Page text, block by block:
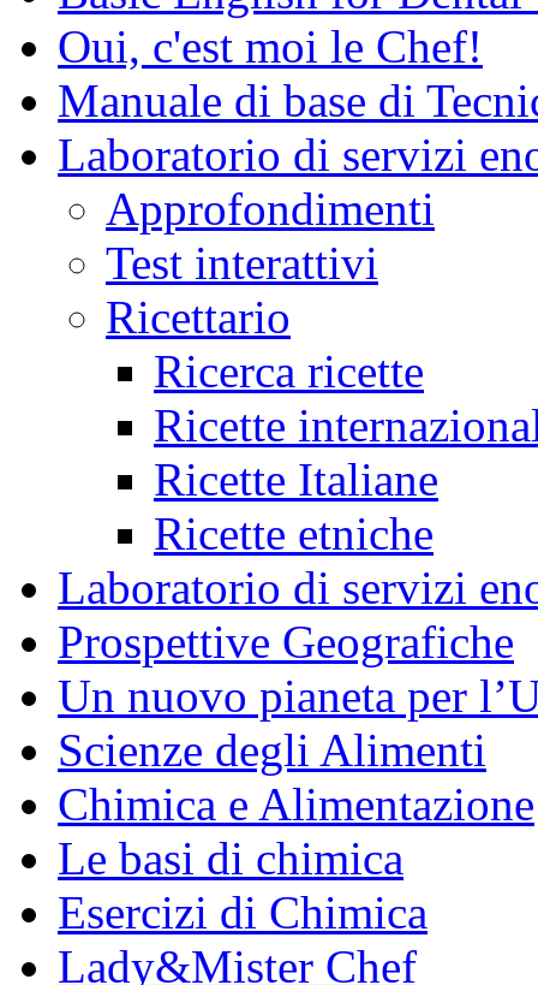
Oui, c'est moi le Chef!
Manuale di base di
Laboratorio di servizi
Approfondimenti
Test interattivi
Ricettario
Ricerca ricette
Ricette
Ricette Italiane
Ricette etniche
Laboratorio di servizi
Prospettive Geografiche
Un nuovo pianeta per
Scienze degli Alimenti
Chimica e Alimentazione
Le basi di chimica
Esercizi di Chimica
Lady&Mister Chef